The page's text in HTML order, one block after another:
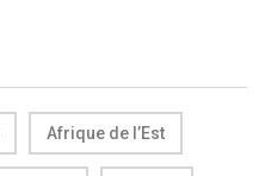
Afrique de l’Est